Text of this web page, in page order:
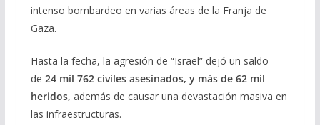
intenso bombardeo en varias áreas de la Franja de
Gaza.
Hasta la fecha, la agresión de “Israel” dejó un saldo
de 24 mil 762 civiles asesinados, y más de 62 mil
heridos, además de causar una devastación masiva en
las infraestructuras.